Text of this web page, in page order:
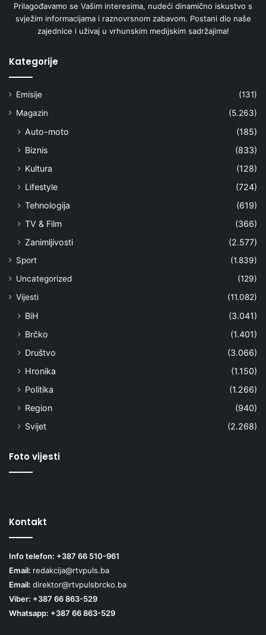
Prilagođavamo se Vašim interesima, nudeći dinamično iskustvo s
svježim informacijama i raznovrsnom zabavom. Postani dio naše
zajednice i uživaj u vrhunskim medijskim sadržajima!
Kategorije
Emisije
(131)
Magazin
(5.263)
Auto-moto
(185)
Biznis
(833)
Kultura
(128)
Lifestyle
(724)
Tehnologija
(619)
TV & Film
(366)
Zanimljivosti
(2.577)
Sport
(1.839)
Uncategorized
(129)
Vijesti
(11.082)
BiH
(3.041)
Brčko
(1.401)
Društvo
(3.066)
Hronika
(1.150)
Politika
(1.266)
Region
(940)
Svijet
(2.268)
Foto vijesti
Kontakt
Info telefon: +387 66 510-961
Email: redakcija@rtvpuls.ba
Email: direktor@rtvpulsbrcko.ba
Viber: +387 66 863-529
Whatsapp: +387 66 863-529